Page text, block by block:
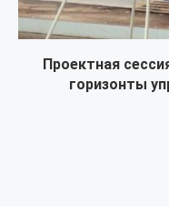
Проектная
горизонты